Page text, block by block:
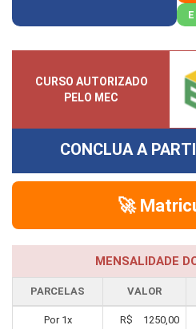
CURSO AUTORIZADO
PELO MEC
CONCLUA A
🚀
MENSALIDADE
PARCELAS VALOR
Por 1x R$ 1250,00